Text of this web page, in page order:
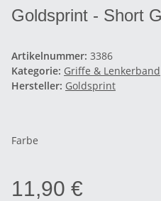
Goldsprint - Short
Artikelnummer: 3386
Kategorie: Griffe & Lenkerband
Hersteller: Goldsprint
Farbe
11,90 €